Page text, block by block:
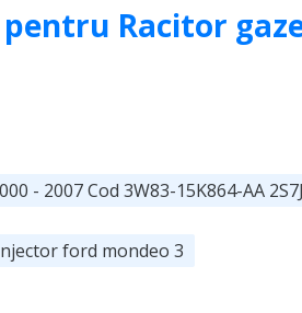
Racitor
- 2007 Cod 3W83-15K864-AA
ford mondeo 3